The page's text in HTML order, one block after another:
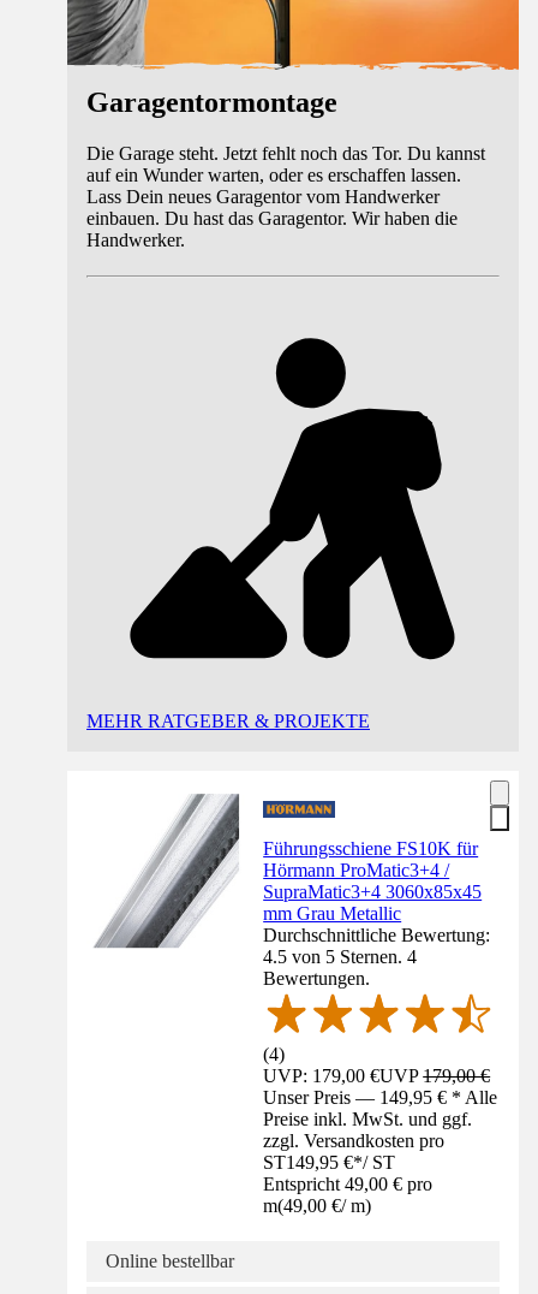
Garagentormontage
Die Garage steht. Jetzt fehlt noch das Tor. Du kannst
auf ein Wunder warten, oder es erschaffen lassen.
Lass Dein neues Garagentor vom Handwerker
einbauen. Du hast das Garagentor. Wir haben die
Handwerker.
MEHR RATGEBER & PROJEKTE
Führungsschiene FS10K für
Hörmann ProMatic3+4 /
SupraMatic3+4 3060x85x45
mm Grau Metallic
Durchschnittliche Bewertung:
4.5 von 5 Sternen. 4
Bewertungen.
(4)
UVP: 179,00 €UVP179,00 €
Unser Preis — 149,95 € * Alle
Preise inkl. MwSt. und ggf.
zzgl. Versandkosten pro
ST149,95 €*/ ST
Entspricht 49,00 € pro
m(49,00 €/ m)
Online bestellbar